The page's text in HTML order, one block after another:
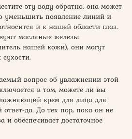
эту воду обратно, она может
уменьшить появление линий и
и к нашей области глаз.
масляные железы
нашей кожи), они могут
вопрос об увлажнении этой
в том, можете ли вы
крем для лица для
да. До тех пор, пока он не
и обеспечивает достаточное